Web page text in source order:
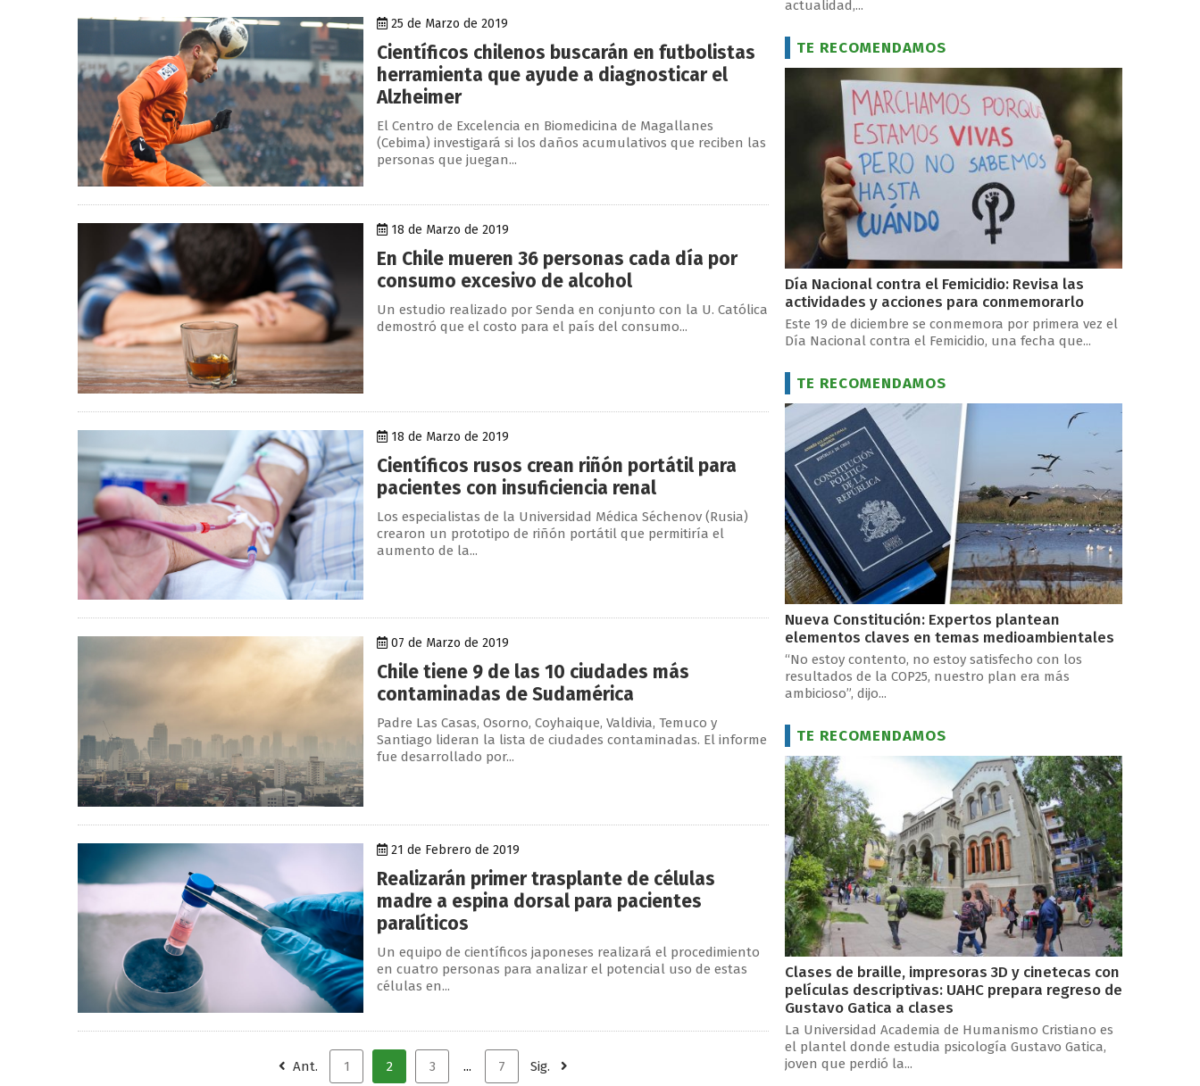
25 de Marzo de 2019
Científicos chilenos buscarán en futbolistas
herramienta que ayude a diagnosticar el
Alzheimer
El Centro de Excelencia en Biomedicina de Magallanes
(Cebima) investigará si los daños acumulativos que reciben las
personas que juegan...
18 de Marzo de 2019
En Chile mueren 36 personas cada día por
consumo excesivo de alcohol
Un estudio realizado por Senda en conjunto con la U. Católica
demostró que el costo para el país del consumo...
18 de Marzo de 2019
Científicos rusos crean riñón portátil para
pacientes con insuficiencia renal
Los especialistas de la Universidad Médica Séchenov (Rusia)
crearon un prototipo de riñón portátil que permitiría el
aumento de la...
07 de Marzo de 2019
Chile tiene 9 de las 10 ciudades más
contaminadas de Sudamérica
Padre Las Casas, Osorno, Coyhaique, Valdivia, Temuco y
Santiago lideran la lista de ciudades contaminadas. El informe
fue desarrollado por...
21 de Febrero de 2019
Realizarán primer trasplante de células
madre a espina dorsal para pacientes
paralíticos
Un equipo de científicos japoneses realizará el procedimiento
en cuatro personas para analizar el potencial uso de estas
células en...
Ant. 1 2 3 ... 7 Sig.
actualidad,...
TE RECOMENDAMOS
Día Nacional contra el Femicidio: Revisa las
actividades y acciones para conmemorarlo
Este 19 de diciembre se conmemora por primera vez el
Día Nacional contra el Femicidio, una fecha que...
TE RECOMENDAMOS
Nueva Constitución: Expertos plantean
elementos claves en temas medioambientales
“No estoy contento, no estoy satisfecho con los
resultados de la COP25, nuestro plan era más
ambicioso”, dijo...
TE RECOMENDAMOS
Clases de braille, impresoras 3D y cinetecas con
películas descriptivas: UAHC prepara regreso de
Gustavo Gatica a clases
La Universidad Academia de Humanismo Cristiano es
el plantel donde estudia psicología Gustavo Gatica,
joven que perdió la...